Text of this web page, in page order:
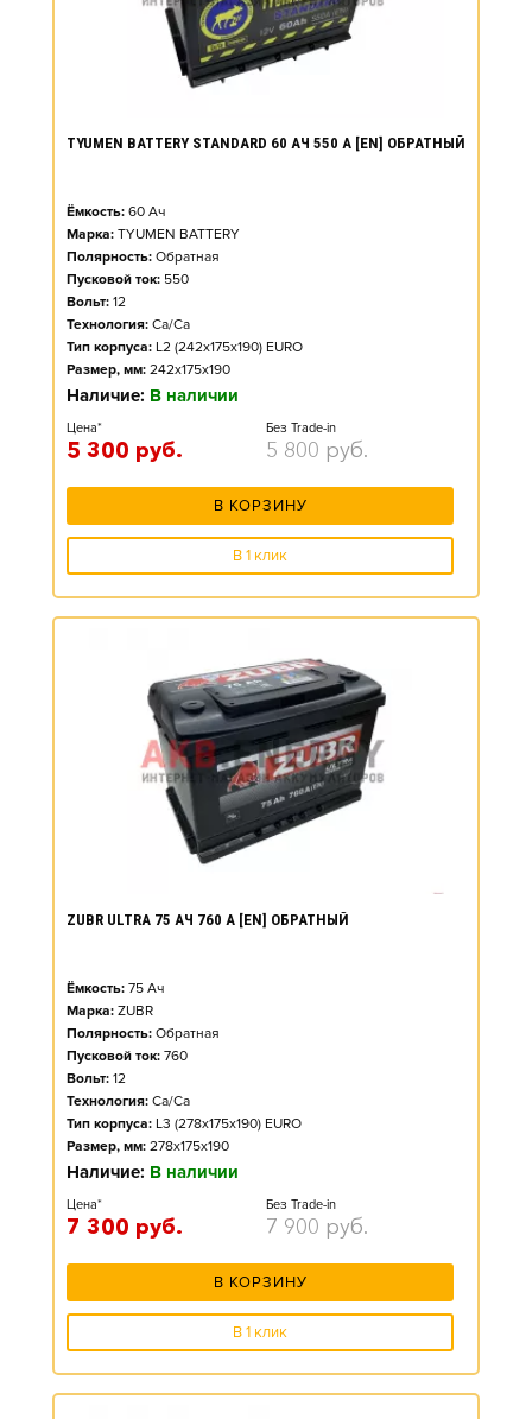
TYUMEN BATTERY STANDARD 60 АЧ 550 А [EN] ОБРАТНЫЙ
Ёмкость: 60 Ач
Марка: TYUMEN BATTERY
Полярность: Обратная
Пусковой ток: 550
Вольт: 12
Технология: Ca/Ca
Тип корпуса: L2 (242x175x190) EURO
Размер, мм: 242x175x190
Наличие: В наличии
Цена*
5 300 руб.
Без Trade-in
5 800 руб.
В КОРЗИНУ
В 1 клик
ZUBR ULTRA 75 АЧ 760 А [EN] ОБРАТНЫЙ
Ёмкость: 75 Ач
Марка: ZUBR
Полярность: Обратная
Пусковой ток: 760
Вольт: 12
Технология: Ca/Ca
Тип корпуса: L3 (278x175x190) EURO
Размер, мм: 278x175x190
Наличие: В наличии
Цена*
7 300 руб.
Без Trade-in
7 900 руб.
В КОРЗИНУ
В 1 клик